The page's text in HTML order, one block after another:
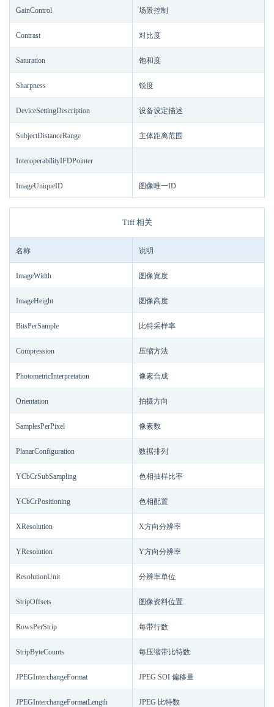
GainControl 场景控制
Contrast 对比度
Saturation 饱和度
Sharpness 锐度
DeviceSettingDescription 设备设定描述
SubjectDistanceRange 主体距离范围
InteroperabilityIFDPointer
ImageUniqueID 图像唯一ID
Tiff 相关
名称 说明
ImageWidth 图像宽度
ImageHeight 图像高度
BitsPerSample 比特采样率
Compression 压缩方法
PhotometricInterpretation 像素合成
Orientation 拍摄方向
SamplesPerPixel 像素数
PlanarConfiguration 数据排列
YCbCrSubSampling 色相抽样比率
YCbCrPositioning 色相配置
XResolution X方向分辨率
YResolution Y方向分辨率
ResolutionUnit 分辨率单位
StripOffsets 图像资料位置
RowsPerStrip 每带行数
StripByteCounts 每压缩带比特数
JPEGInterchangeFormat JPEG SOI 偏移量
JPEGInterchangeFormatLength JPEG 比特数